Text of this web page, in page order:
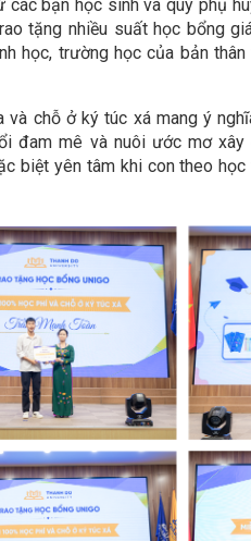
bạn học sinh và quý phụ
tặng nhiều suất học bổng
học, trường học của bản
và chỗ ở ký túc xá mang ý
đam mê và nuôi ước mơ
biệt yên tâm khi con theo